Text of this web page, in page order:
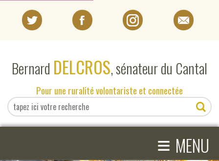
Bernard DELCROS, sénateur du Cantal
Pour une ruralité volontariste et connectée
≡ MENU
EN DIRECT DU SÉNAT
EN DIRECT DU CANTAL